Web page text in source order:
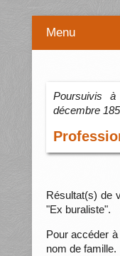
Menu
Poursuivis
décembre
Résultat(s) de
"Ex buraliste".
Pour accéder
nom de famille.